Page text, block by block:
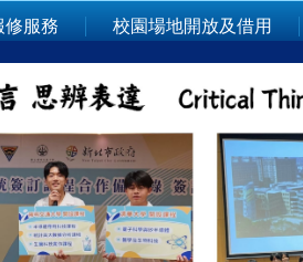
修服務 校園場地開放及借用